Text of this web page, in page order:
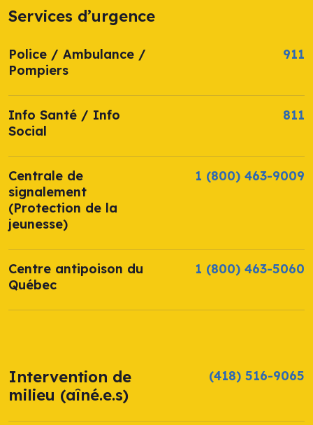
Services d’urgence
Police / Ambulance /
Pompiers
911
Info Santé / Info
Social
811
Centrale de
signalement
(Protection de la
jeunesse)
1 (800) 463-9009
Centre antipoison du
Québec
1 (800) 463-5060
Intervention de
milieu (aîné.e.s)
(418) 516-9065